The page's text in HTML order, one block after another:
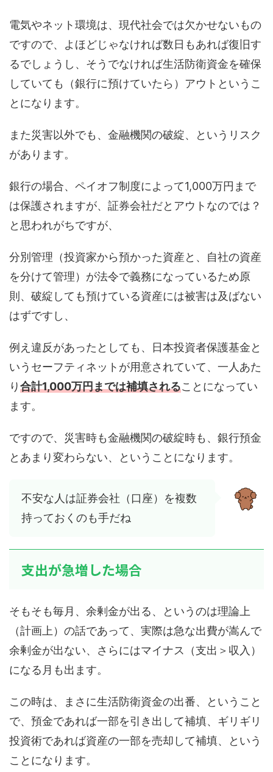
電気やネット環境は、現代社会では欠かせないもの
ですので、よほどじゃなければ数日もあれば復旧す
るでしょうし、そうでなければ生活防衛資金を確保
していても（銀行に預けていたら）アウトというこ
とになります。
また災害以外でも、金融機関の破綻、というリスク
があります。
銀行の場合、ペイオフ制度によって1,000万円まで
は保護されますが、証券会社だとアウトなのでは？
と思われがちですが、
分別管理（投資家から預かった資産と、自社の資産
を分けて管理）が法令で義務になっているため原
則、破綻しても預けている資産には被害は及ばない
はずですし、
例え違反があったとしても、日本投資者保護基金と
いうセーフティネットが用意されていて、一人あた
り合計1,000万円までは補填されることになってい
ます。
ですので、災害時も金融機関の破綻時も、銀行預金
とあまり変わらない、ということになります。
不安な人は証券会社（口座）を複数
持っておくのも手だね
支出が急増した場合
そもそも毎月、余剰金が出る、というのは理論上
（計画上）の話であって、実際は急な出費が嵩んで
余剰金が出ない、さらにはマイナス（支出＞収入）
になる月も出ます。
この時は、まさに生活防衛資金の出番、ということ
で、預金であれば一部を引き出して補填、ギリギリ
投資術であれば資産の一部を売却して補填、という
ことになります。